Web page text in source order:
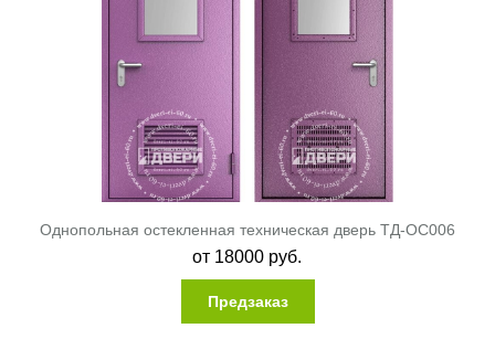
Однопольная остекленная техническая дверь ТД-ОС006
от 18000 руб.
Предзаказ